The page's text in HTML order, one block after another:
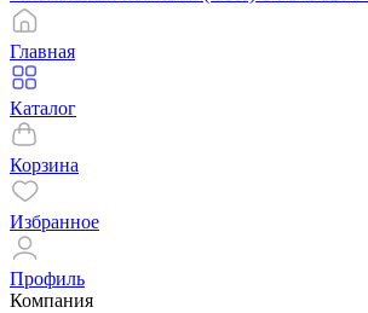
Главная
Каталог
Корзина
Избранное
Профиль
Компания